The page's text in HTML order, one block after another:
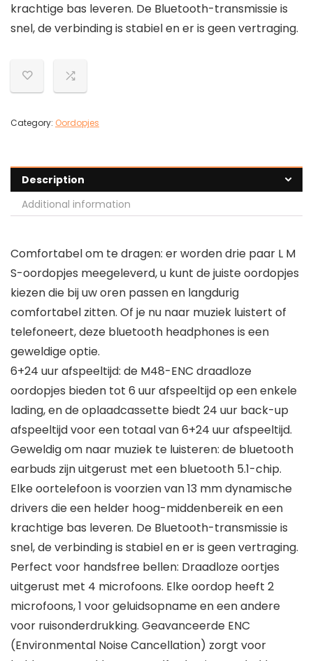
krachtige bas leveren. De Bluetooth-transmissie is
snel, de verbinding is stabiel en er is geen vertraging.
Category: Oordopjes
Description
Additional information
Comfortabel om te dragen: er worden drie paar L M
S-oordopjes meegeleverd, u kunt de juiste oordopjes
kiezen die bij uw oren passen en langdurig
comfortabel zitten. Of je nu naar muziek luistert of
telefoneert, deze bluetooth headphones is een
geweldige optie.
6+24 uur afspeeltijd: de M48-ENC draadloze
oordopjes bieden tot 6 uur afspeeltijd op een enkele
lading, en de oplaadcassette biedt 24 uur back-up
afspeeltijd voor een totaal van 6+24 uur afspeeltijd.
Geweldig om naar muziek te luisteren: de bluetooth
earbuds zijn uitgerust met een bluetooth 5.1-chip.
Elke oortelefoon is voorzien van 13 mm dynamische
drivers die een helder hoog-middenbereik en een
krachtige bas leveren. De Bluetooth-transmissie is
snel, de verbinding is stabiel en er is geen vertraging.
Perfect voor handsfree bellen: Draadloze oortjes
uitgerust met 4 microfoons. Elke oordop heeft 2
microfoons, 1 voor geluidsopname en een andere
voor ruisonderdrukking. Geavanceerde ENC
(Environmental Noise Cancellation) zorgt voor